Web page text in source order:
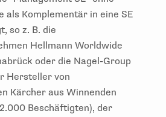
als Komplementär in eine SE
so z. B. die
Hellmann Worldwide
oder die Nagel-Group
Hersteller von
Kärcher aus Winnenden
Beschäftigten), der